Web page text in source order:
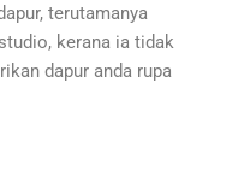
terutamanya
kerana ia tidak
dapur anda rupa